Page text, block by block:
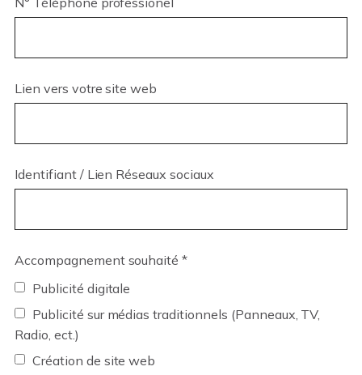
Lien vers votre site web
Identifiant / Lien Réseaux sociaux
Accompagnement souhaité *
Publicité digitale
Publicité sur médias traditionnels (Panneaux, TV,
Radio, ect.)
Création de site web